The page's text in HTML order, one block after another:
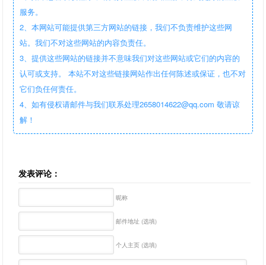
服务。
2、本网站可能提供第三方网站的链接，我们不负责维护这些网
站。我们不对这些网站的内容负责任。
3、提供这些网站的链接并不意味我们对这些网站或它们的内容的
认可或支持。 本站不对这些链接网站作出任何陈述或保证，也不对
它们负任何责任。
4、如有侵权请邮件与我们联系处理2658014622@qq.com 敬请谅
解！
发表评论：
昵称
邮件地址 (选填)
个人主页 (选填)